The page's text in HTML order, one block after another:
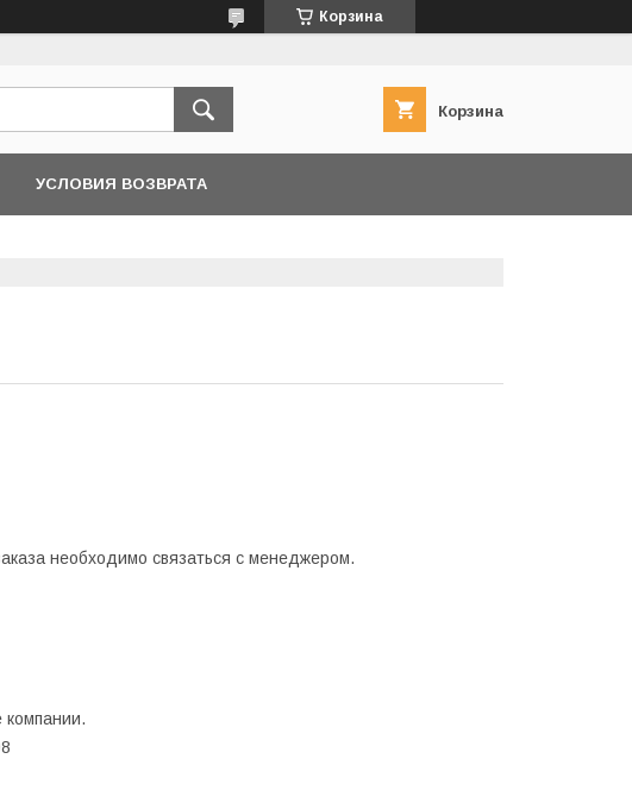
Корзина
Корзина
УСЛОВИЯ ВОЗВРАТА
необходимо связаться с менеджером.